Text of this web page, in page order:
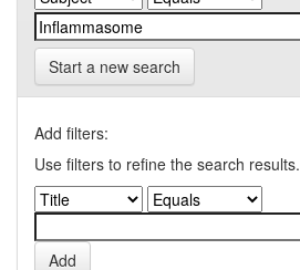
Start a new search
Add filters:
Use filters to refine the search results.